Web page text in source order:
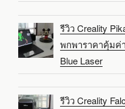
รีวิว Creality
พกพาราคาคุ้มค่
Blue Laser
รีวิว Creality